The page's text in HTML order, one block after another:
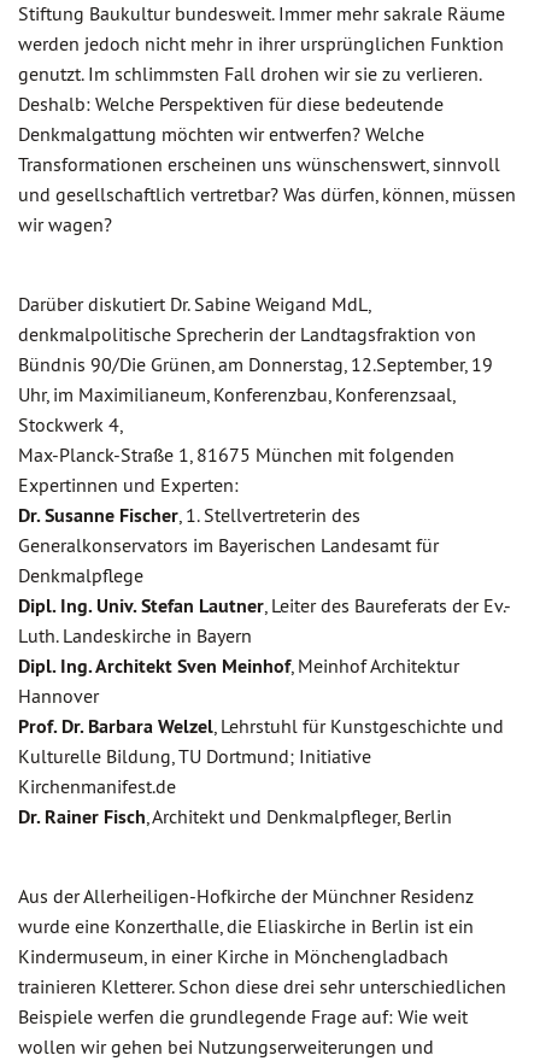
Stiftung Baukultur bundesweit. Immer mehr sakrale Räume
werden jedoch nicht mehr in ihrer ursprünglichen Funktion
genutzt. Im schlimmsten Fall drohen wir sie zu verlieren.
Deshalb: Welche Perspektiven für diese bedeutende
Denkmalgattung möchten wir entwerfen? Welche
Transformationen erscheinen uns wünschenswert, sinnvoll
und gesellschaftlich vertretbar? Was dürfen, können, müssen
wir wagen?
Darüber diskutiert Dr. Sabine Weigand MdL,
denkmalpolitische Sprecherin der Landtagsfraktion von
Bündnis 90/Die Grünen, am Donnerstag, 12.September, 19
Uhr, im Maximilianeum, Konferenzbau, Konferenzsaal,
Stockwerk 4,
Max-Planck-Straße 1, 81675 München mit folgenden
Expertinnen und Experten:
Dr. Susanne Fischer, 1. Stellvertreterin des
Generalkonservators im Bayerischen Landesamt für
Denkmalpflege
Dipl. Ing. Univ. Stefan Lautner, Leiter des Baureferats der Ev.-
Luth. Landeskirche in Bayern
Dipl. Ing. Architekt Sven Meinhof, Meinhof Architektur
Hannover
Prof. Dr. Barbara Welzel, Lehrstuhl für Kunstgeschichte und
Kulturelle Bildung, TU Dortmund; Initiative
Kirchenmanifest.de
Dr. Rainer Fisch, Architekt und Denkmalpfleger, Berlin
Aus der Allerheiligen-Hofkirche der Münchner Residenz
wurde eine Konzerthalle, die Eliaskirche in Berlin ist ein
Kindermuseum, in einer Kirche in Mönchengladbach
trainieren Kletterer. Schon diese drei sehr unterschiedlichen
Beispiele werfen die grundlegende Frage auf: Wie weit
wollen wir gehen bei Nutzungserweiterungen und